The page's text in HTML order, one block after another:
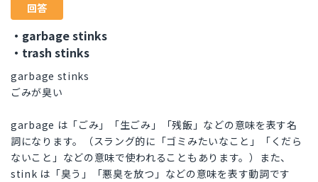
回答
・garbage stinks
・trash stinks
garbage stinks
ごみが臭い
garbage は「ごみ」「生ごみ」「残飯」などの意味を表す名
詞になります。（スラング的に「ゴミみたいなこと」「くだら
ないこと」などの意味で使われることもあります。）また、
stink は「臭う」「悪臭を放つ」などの意味を表す動詞です